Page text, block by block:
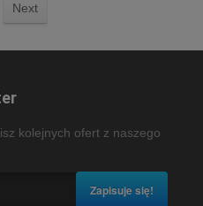
Next
kolejnych ofert z naszego
Zapisuje się!